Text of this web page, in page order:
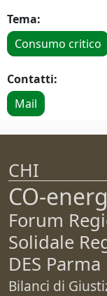
Tema:
Consumo critico
Contatti:
Mail
CHI
CO-
Forum
Solidale
DES Parma
Bilanci di